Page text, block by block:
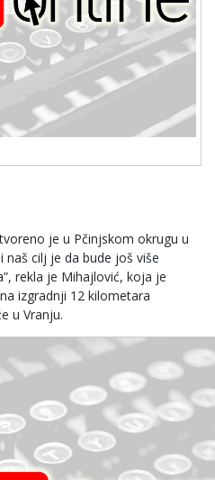
je u Pčinjskom okrugu u
cilj je da bude još više
rekla je Mihajlović, koja je
izgradnji 12 kilometara
u Vranju.